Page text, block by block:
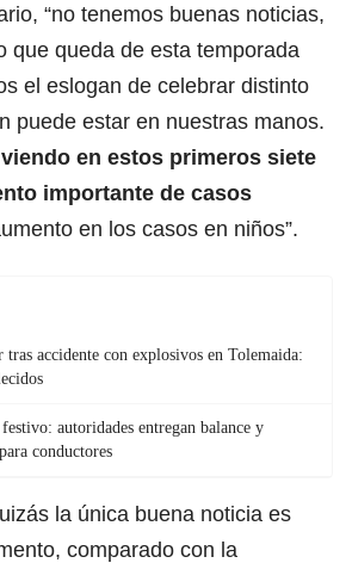
“no tenemos buenas noticias,
que queda de esta temporada
el eslogan de celebrar distinto
puede estar en nuestras manos.
en estos primeros siete
importante de casos
en los casos en niños”.
accidente con explosivos en Tolemaida:
autoridades entregan balance y
conductores
la única buena noticia es
comparado con la